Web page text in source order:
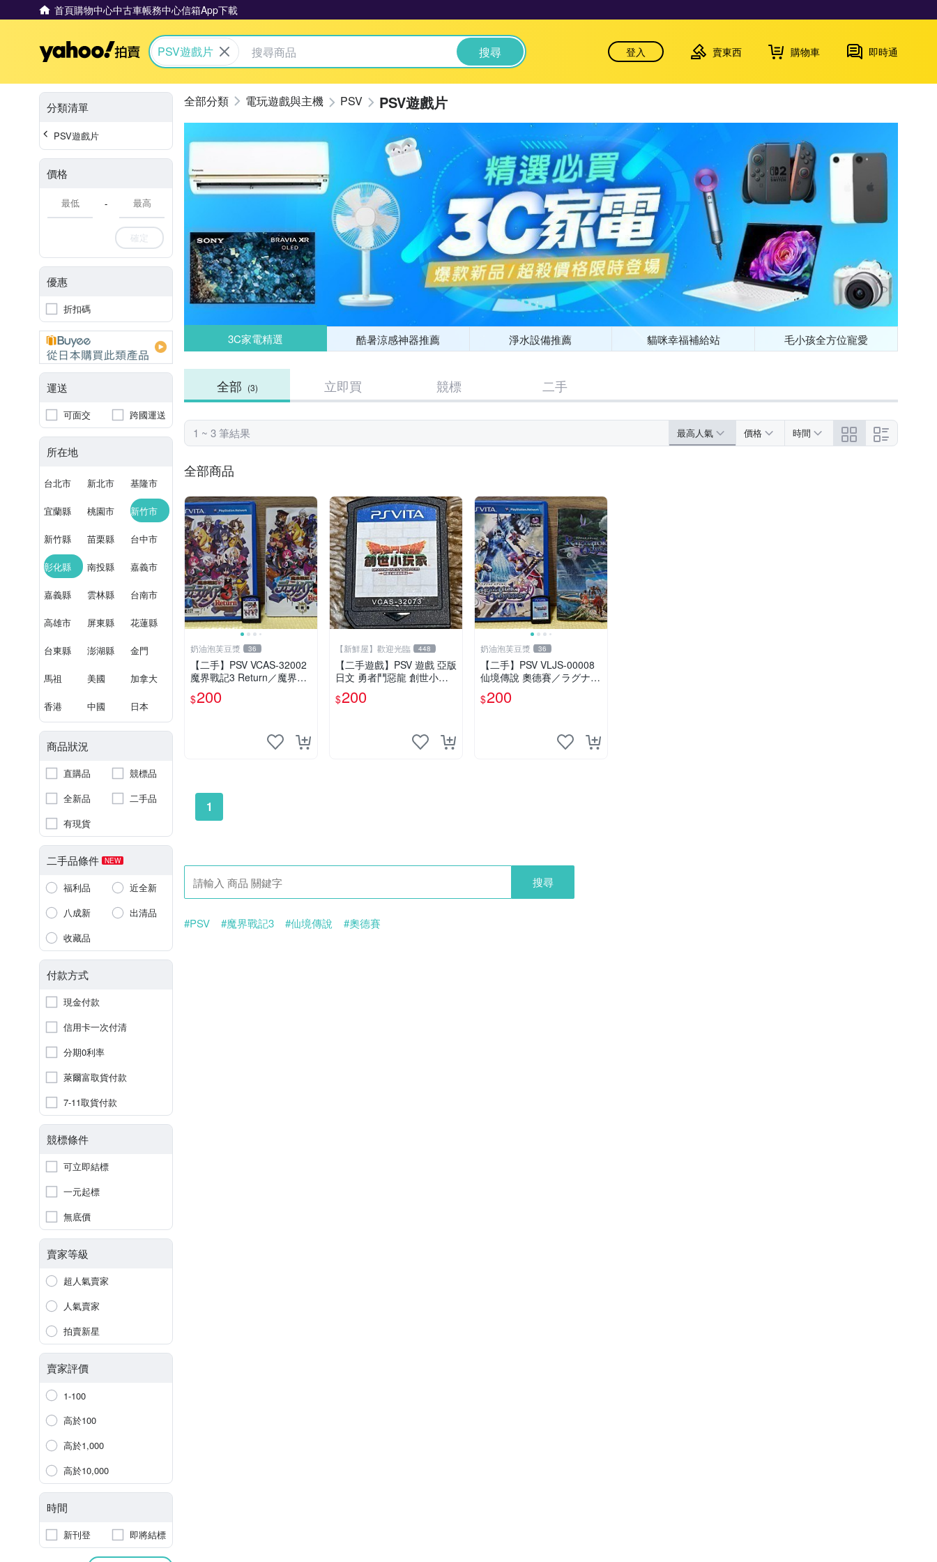
首頁購物中心中古車帳務中心信箱App下載
Yahoo拍賣
PSV遊戲片 搜尋 登入 賣東西 購物車 即時通
分類清單
PSV遊戲片
價格
-
確定
優惠
折扣碼
運送
可面交 跨國運送
所在地
台北市 新北市 基隆市
宜蘭縣 桃園市 新竹市
新竹縣 苗栗縣 台中市
彰化縣 南投縣 嘉義市
嘉義縣 雲林縣 台南市
高雄市 屏東縣 花蓮縣
台東縣 澎湖縣 金門
馬祖 美國 加拿大
香港 中國 日本
商品狀況
直購品
競標品
全新品
二手品
有現貨
二手品條件 NEW
福利品
近全新
八成新
出清品
收藏品
付款方式
現金付款
信用卡一次付清
分期0利率
萊爾富取貨付款
7-11取貨付款
競標條件
可立即結標
一元起標
無底價
賣家等級
超人氣賣家
人氣賣家
拍賣新星
賣家評價
1-100
高於100
高於1,000
高於10,000
時間
新刊登 即將結標
電玩遊戲與主機 PSV PSV遊戲片
3C家電精選 酷暑涼感神器推薦 淨水設備推薦 貓咪幸福補給站 毛小孩全方位寵愛
全部 (3) 立即買 競標 二手
1 ~ 3 筆結果 最高人氣 價格 時間
全部商品
奶油泡芙豆漿 36
【二手】PSV VCAS-32002
魔界戰記3 Return／魔界戦
記ディスガイア3 Return／
Disgaea 3 Return
$200
【新鮮屋】歡迎光臨 448
【二手遊戲】￼PSV 遊戲 亞版
日文 勇者鬥惡龍 創世小玩
家
$200
奶油泡芙豆漿 36
【二手】PSV VLJS-00008
仙境傳說 奧德賽／ラグナロ
ク オデッセイ／Ragnarok
Odyssey
$200
1
搜尋
#PSV #魔界戰記3 #仙境傳說 #奧德賽